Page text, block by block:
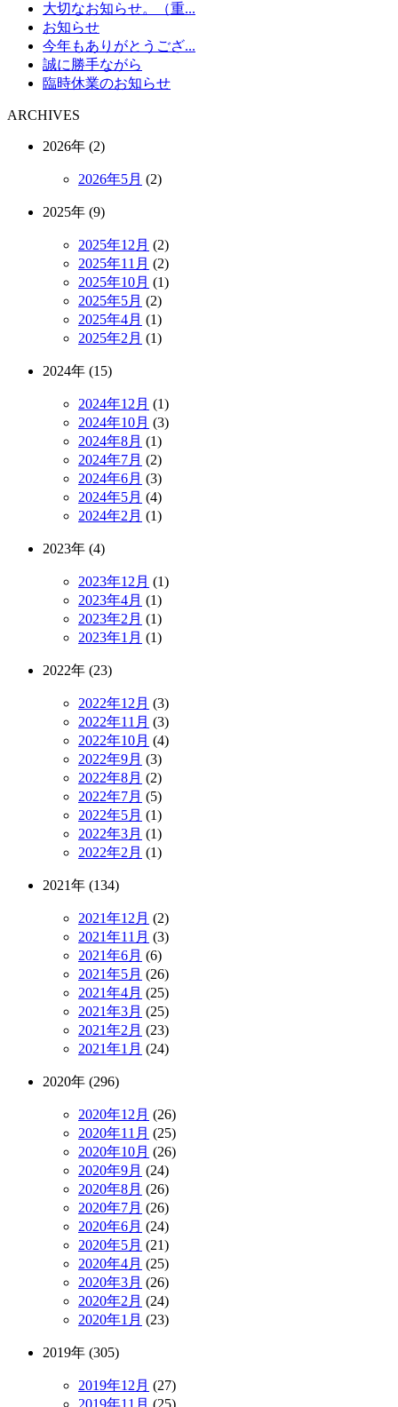
大切なお知らせ。（重...
お知らせ
今年もありがとうござ...
誠に勝手ながら
臨時休業のお知らせ
ARCHIVES
2026年 (2)
2026年5月 (2)
2025年 (9)
2025年12月 (2)
2025年11月 (2)
2025年10月 (1)
2025年5月 (2)
2025年4月 (1)
2025年2月 (1)
2024年 (15)
2024年12月 (1)
2024年10月 (3)
2024年8月 (1)
2024年7月 (2)
2024年6月 (3)
2024年5月 (4)
2024年2月 (1)
2023年 (4)
2023年12月 (1)
2023年4月 (1)
2023年2月 (1)
2023年1月 (1)
2022年 (23)
2022年12月 (3)
2022年11月 (3)
2022年10月 (4)
2022年9月 (3)
2022年8月 (2)
2022年7月 (5)
2022年5月 (1)
2022年3月 (1)
2022年2月 (1)
2021年 (134)
2021年12月 (2)
2021年11月 (3)
2021年6月 (6)
2021年5月 (26)
2021年4月 (25)
2021年3月 (25)
2021年2月 (23)
2021年1月 (24)
2020年 (296)
2020年12月 (26)
2020年11月 (25)
2020年10月 (26)
2020年9月 (24)
2020年8月 (26)
2020年7月 (26)
2020年6月 (24)
2020年5月 (21)
2020年4月 (25)
2020年3月 (26)
2020年2月 (24)
2020年1月 (23)
2019年 (305)
2019年12月 (27)